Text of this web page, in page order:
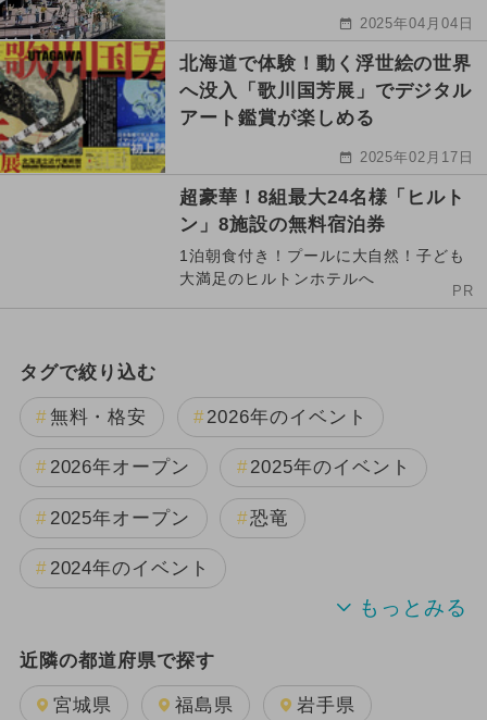
2025年04月04日
北海道で体験！動く浮世絵の世界
へ没入「歌川国芳展」でデジタル
アート鑑賞が楽しめる
2025年02月17日
超豪華！8組最大24名様「ヒルト
ン」8施設の無料宿泊券
1泊朝食付き！プールに大自然！子ども
大満足のヒルトンホテルへ
PR
タグで絞り込む
無料・格安 2026年のイベント
2026年オープン 2025年のイベント
2025年オープン 恐竜
2024年のイベント
夏休み 雨の日OK
日帰り 2026年1月のイベント
近隣の都道府県で探す
宮城県 福島県 岩手県